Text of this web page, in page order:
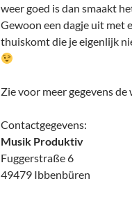
weer goed is dan smaakt
Gewoon een dagje uit met
thuiskomt die je eigenlijk
Zie voor meer gegevens
Contactgegevens:
Musik Produktiv
Fuggerstraße 6
49479 Ibbenbüren